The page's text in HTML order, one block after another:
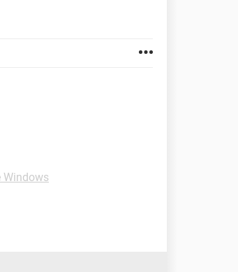
Windows